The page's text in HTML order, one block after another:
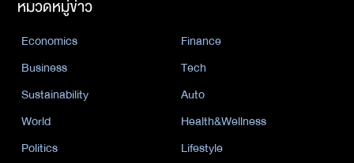
หมวดหมู่ข่าว
Economics
Finance
Business
Tech
Sustainability
Auto
World
Health&Wellness
Politics
Lifestyle